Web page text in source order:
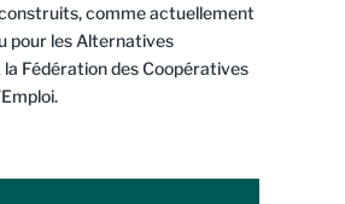
comme actuellement
pour les Alternatives
Fédération des Coopératives